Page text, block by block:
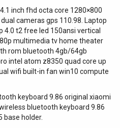
inch fhd octa core 1280×800
cameras gps 110.98. Laptop
4.0 t2 free led 150ansi vertical
multimedia tv home theater
rom bluetooth 4gb/64gb
intel atom z8350 quad core up
wifi built-in fan win10 compute
keyboard 9.86 original xiaomi
bluetooth keyboard 9.86
base holder.